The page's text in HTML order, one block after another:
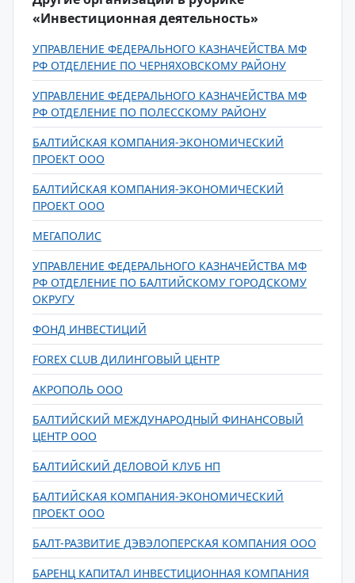
«Инвестиционная деятельность»
УПРАВЛЕНИЕ ФЕДЕРАЛЬНОГО КАЗНАЧЕЙСТВА МФ
РФ ОТДЕЛЕНИЕ ПО ЧЕРНЯХОВСКОМУ РАЙОНУ
УПРАВЛЕНИЕ ФЕДЕРАЛЬНОГО КАЗНАЧЕЙСТВА МФ
РФ ОТДЕЛЕНИЕ ПО ПОЛЕССКОМУ РАЙОНУ
БАЛТИЙСКАЯ КОМПАНИЯ-ЭКОНОМИЧЕСКИЙ
ПРОЕКТ ООО
БАЛТИЙСКАЯ КОМПАНИЯ-ЭКОНОМИЧЕСКИЙ
ПРОЕКТ ООО
МЕГАПОЛИС
УПРАВЛЕНИЕ ФЕДЕРАЛЬНОГО КАЗНАЧЕЙСТВА МФ
РФ ОТДЕЛЕНИЕ ПО БАЛТИЙСКОМУ ГОРОДСКОМУ
ОКРУГУ
ФОНД ИНВЕСТИЦИЙ
FOREX CLUB ДИЛИНГОВЫЙ ЦЕНТР
АКРОПОЛЬ ООО
БАЛТИЙСКИЙ МЕЖДУНАРОДНЫЙ ФИНАНСОВЫЙ
ЦЕНТР ООО
БАЛТИЙСКИЙ ДЕЛОВОЙ КЛУБ НП
БАЛТИЙСКАЯ КОМПАНИЯ-ЭКОНОМИЧЕСКИЙ
ПРОЕКТ ООО
БАЛТ-РАЗВИТИЕ ДЭВЭЛОПЕРСКАЯ КОМПАНИЯ ООО
БАРЕНЦ КАПИТАЛ ИНВЕСТИЦИОННАЯ КОМПАНИЯ